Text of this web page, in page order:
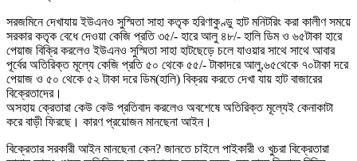
সরজমিনে দেখাযায় ইউএনও সুস্মিতা সাহা কতৃক হরিণাকুণ্ডু হাট মনিটরিং করা কালীণ সময়ে
সরকার কতৃক বেধে দেওয়া কেজি প্রতি ৩৫/- হারে আলু ৪৮/- হালি ডিম ও ৬৫টাকা হারে
পেয়াজ বিক্রি করলেও ইউএনও সুস্মিতা সাহা হাটছেড়ে চলে যাওয়ার সাথে সাথে আবার
পূর্বের অতিরিক্ত মূল্যে কেজি প্রতি ৫০ থেকে ৫৫/- টাকাদরে আলু,৬৫থেকে ৭০টাকা দরে
পেয়াজ ও ৫০ থেকে ৫২ টাকা দরে ডিম(হালি) বিক্রয় করতে দেখা যায় হাট বাজারের
বিক্রেতাদের।
অসহায় ক্রেতারা কেউ কেউ প্রতিবাদ করলেও অবশেষে অতিরিক্ত মূল্যেই কেনাকাটা
করে বাড়ী ফিরছে। কারণ প্রয়োজন মানছেনা আইন।
বিক্রেতার সরকারী আইন মানছেনা কেন? জানতে চাইলে পাইকারী ও খুচরা বিক্রেতারা